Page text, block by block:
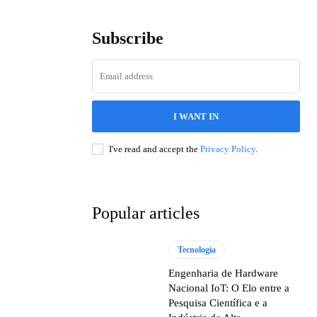
Subscribe
I WANT IN
I've read and accept the Privacy Policy.
Popular articles
Tecnologia
Engenharia de Hardware
Nacional IoT: O Elo entre a
Pesquisa Científica e a